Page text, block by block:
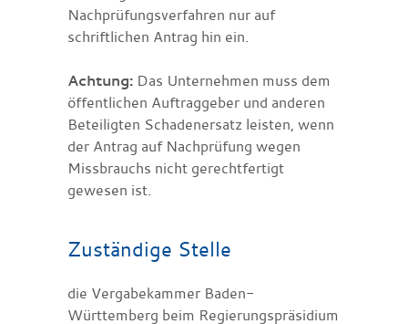
Nachprüfungsverfahren nur auf
schriftlichen Antrag hin ein.
Achtung: Das Unternehmen muss dem
öffentlichen Auftraggeber und anderen
Beteiligten Schadenersatz leisten, wenn
der Antrag auf Nachprüfung wegen
Missbrauchs nicht gerechtfertigt
gewesen ist.
Zuständige Stelle
die Vergabekammer Baden-
Württemberg beim Regierungspräsidium